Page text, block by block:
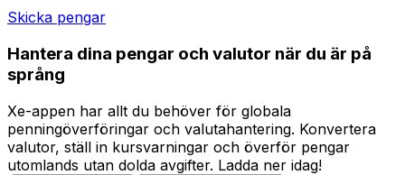
Skicka pengar
Hantera dina pengar och valutor när du är på
språng
Xe-appen har allt du behöver för globala
penningöverföringar och valutahantering. Konvertera
valutor, ställ in kursvarningar och överför pengar
utomlands utan dolda avgifter. Ladda ner idag!